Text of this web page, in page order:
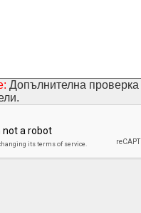
Допълнителна